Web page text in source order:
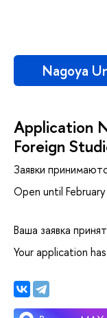
Nagoya
Application
Foreign
Заявки
Open until
аша заявка
Your application